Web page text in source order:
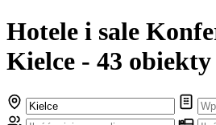
Hotele i sale
Kielce - 43 obiekty